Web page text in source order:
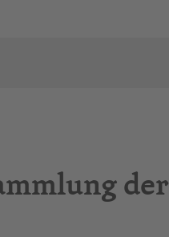
der